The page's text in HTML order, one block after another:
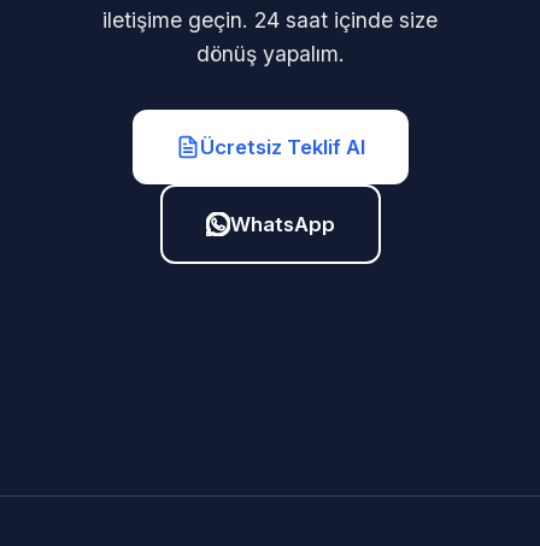
iletişime geçin. 24 saat içinde size
dönüş yapalım.
Ücretsiz Teklif Al
WhatsApp